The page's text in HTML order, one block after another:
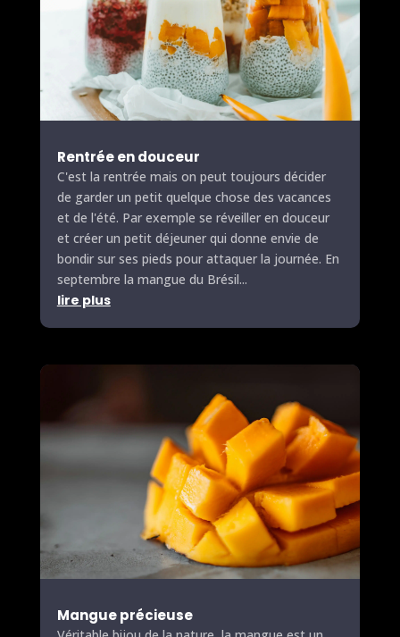
Rentrée en douceur
C'est la rentrée mais on peut toujours décider
de garder un petit quelque chose des vacances
et de l'été. Par exemple se réveiller en douceur
et créer un petit déjeuner qui donne envie de
bondir sur ses pieds pour attaquer la journée. En
septembre la mangue du Brésil...
lire plus
Mangue précieuse